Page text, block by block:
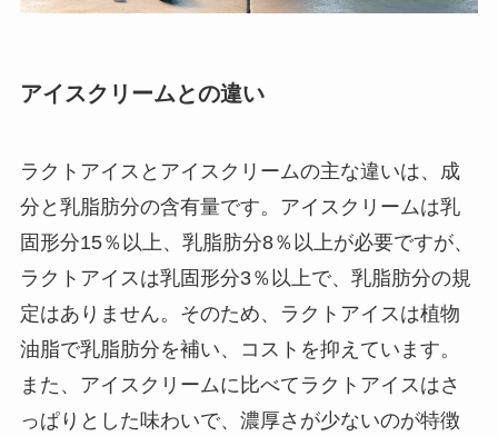
アイスクリームとの違い
ラクトアイスとアイスクリームの主な違いは、成
分と乳脂肪分の含有量です。アイスクリームは乳
固形分15％以上、乳脂肪分8％以上が必要ですが、
ラクトアイスは乳固形分3％以上で、乳脂肪分の規
定はありません。そのため、ラクトアイスは植物
油脂で乳脂肪分を補い、コストを抑えています。
また、アイスクリームに比べてラクトアイスはさ
っぱりとした味わいで、濃厚さが少ないのが特徴